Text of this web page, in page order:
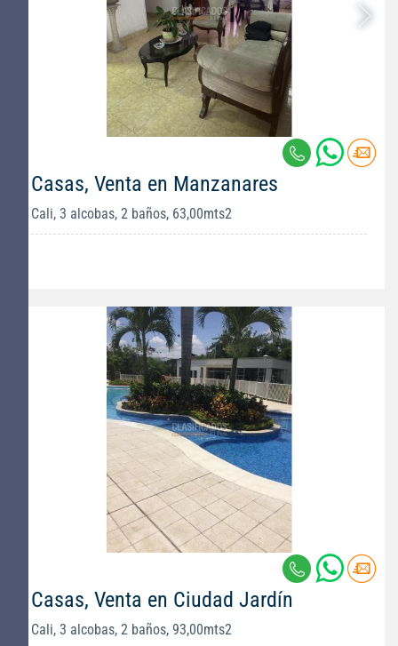
Casas, Venta en Manzanares
Cali, 3 alcobas, 2 baños, 63,00mts2
Casas, Venta en Ciudad Jardín
Cali, 3 alcobas, 2 baños, 93,00mts2